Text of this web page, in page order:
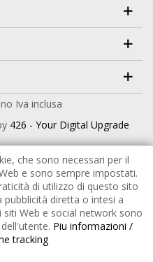
Iva inclusa
426 - Your Digital Upgrade
che sono necessari per il
e sono sempre impostati.
di utilizzo di questo sito
pubblicità diretta o intesi a
Web e social network sono
Piu informazioni /
tracking